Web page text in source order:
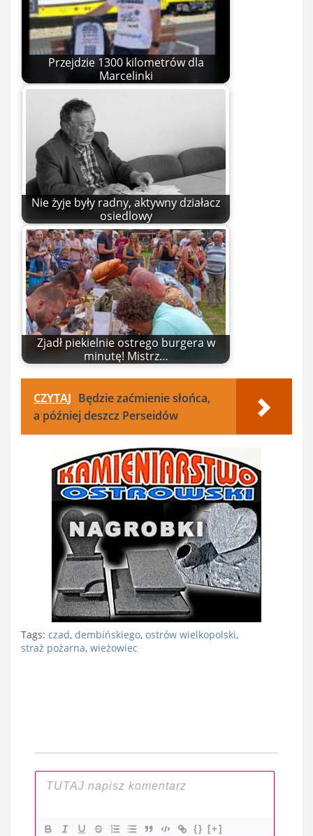
Przejdzie 1300 kilometrów dla
Marcelinki
Nie żyje były radny, aktywny działacz
osiedlowy
Zjadł piekielnie ostrego burgera w
minutę! Mistrz…
CZYTAJ Będzie zaćmienie słońca,
a później deszcz Perseidów
Tags: czad, dembińskiego, ostrów wielkopolski,
straż pożarna, wieżowiec
{} [+]